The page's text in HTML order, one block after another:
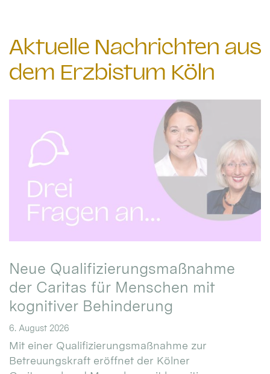
Aktuelle Nachrichten aus
dem Erzbistum Köln
Neue Qualifizierungsmaßnahme
der Caritas für Menschen mit
kognitiver Behinderung
6. August 2026
Mit einer Qualifizierungsmaßnahme zur
Betreuungskraft eröffnet der Kölner